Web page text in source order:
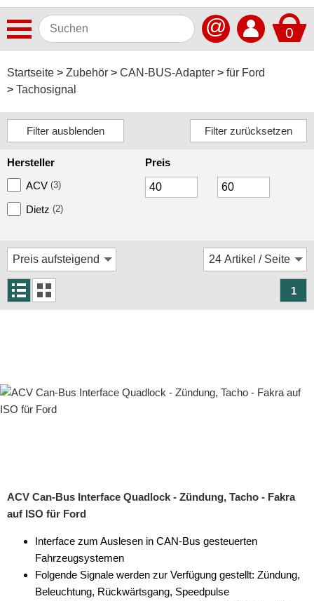
0
@
Startseite Zubehör CAN-BUS-Adapter
für Ford
Tachosignal
Autoradios
Dashcams
Freisprechanlagen
Lautsprecher
Navigationssoftware
Navigationssysteme
Antennenkabel
Antennensplitter
Antennenstab
Antennenstecker
Hersteller
ACV (3)
Dietz (2)
Preis
1
ACV Can-Bus Interface Quadlock - Zündung, Tacho - Fakra
auf ISO für Ford
Interface zum Auslesen in CAN-Bus gesteuerten
Fahrzeugsystemen
Folgende Signale werden zur Verfügung gestellt: Zündung,
Beleuchtung, Rückwärtsgang, Speedpulse